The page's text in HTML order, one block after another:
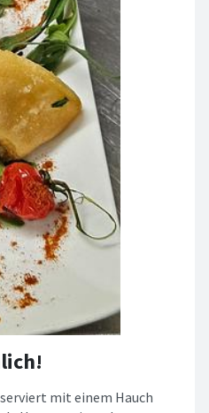
mit einem Hauch